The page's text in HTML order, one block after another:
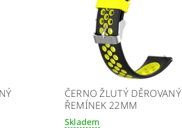
ČERNO ŽLUTÝ DĚROVANÝ
ŘEMÍNEK 22MM
Skladem